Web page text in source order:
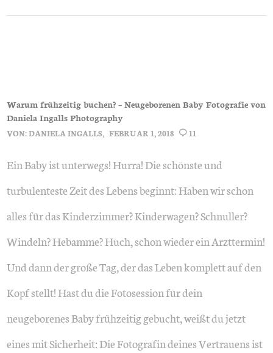
Warum frühzeitig buchen? – Neugeborenen Baby Fotografie von
Daniela Ingalls Photography
VON:DANIELA INGALLS FEBRUAR 1, 2018 11
Ein Baby ist unterwegs! Hurra! Die schönste und
turbulenteste Zeit des Lebens beginnt: Haben wir schon
alles für das Kinderzimmer? Kinderwagen? Schnuller?
Windeln? Hebamme? Huch, schon wieder ein Arzttermin!
Und dann der große Tag, der das Leben komplett auf den
Kopf stellt! Hast du die Fotosession für dein
neugeborenes Baby frühzeitig gebucht, weißt du jetzt
eines mit Sicherheit: Die Fotografin deines Vertrauens ist